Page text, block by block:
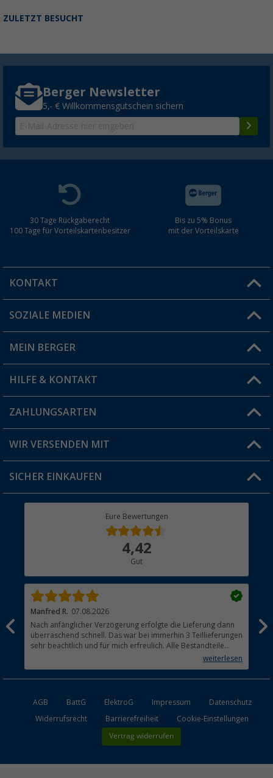
ZULETZT BESUCHT
Berger Newsletter
5,- € Willkommensgutschein sichern
30 Tage Rückgaberecht
100 Tage für Vorteilskartenbesitzer
Bis zu 5% Bonus
mit der Vorteilskarte
KONTAKT
Du hast eine Frage?
Filiale finden
SOZIALE MEDIEN
MEIN BERGER
Vorteilskarte
Blog
Jobs & Karriere
HILFE & KONTAKT
FAQ & Kontakt
Versandinformationen
Rücksendung
ZAHLUNGSARTEN
WIR VERSENDEN MIT
SICHER EINKAUFEN
Eure Bewertungen
4,42
Gut
Manfred R. 07.08.2026
Nach anfänglicher Verzögerung erfolgte die Lieferung dann
überraschend schnell. Das war bei immerhin 3 Teillieferungen
sehr beachtlich und für mich erfreulich. Alle Bestandteile
waren gut verpackt und in Ordnung. Das Gerät (Gasgrill)weiterlesen
AGB BattG ElektroG Impressum
Datenschutz
Widerrufsrecht
Barrierefreiheit Cookie-Einstellungen
Vertrag widerrufen